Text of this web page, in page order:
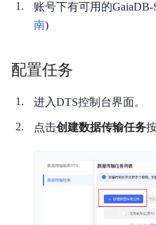
产品简介
快速入门
准备工作
产品计费
账号下有可用的
南)
配置任务
进入DTS控制台界面。
点击创建数据传输任务